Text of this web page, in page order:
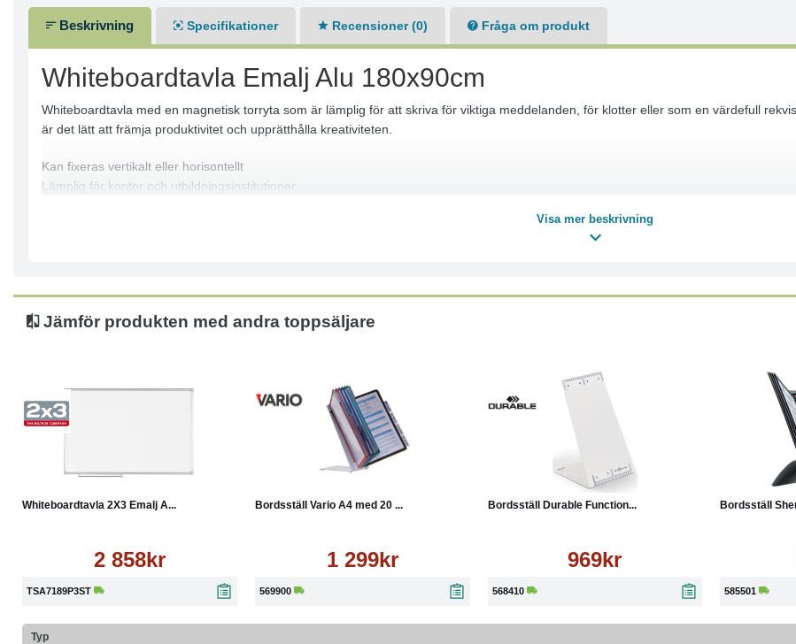
Beskrivning Specifikationer Recensioner (0) Fråga om produkt
Whiteboardtavla Emalj Alu 180x90cm
Whiteboardtavla med en magnetisk torryta som är lämplig för att skriva för viktiga meddelanden, för klotter eller som en värdefull
är det lätt att främja produktivitet och upprätthålla kreativiteten.
Kan fixeras vertikalt eller horisontellt
Lämplig för kontor och utbildningsinstitutioner
Visa mer beskrivning
Jämför produkten med andra toppsäljare
Whiteboardtavla 2X3 Emalj A...
2 858kr
TSA7189P3ST
Köp Läs mer
Bordsställ Vario A4 med 20 ...
1 299kr
569900
Bordsställ Durable Function...
969kr
568410
Läs mer
Bordsställ
585501
Köp
Typ